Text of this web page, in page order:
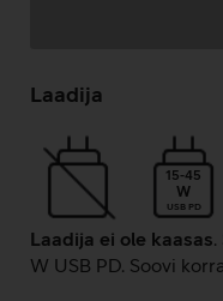
laadimine
Laadija
15-45
W
USB PD
Laadija ei ole kaasas
W USB PD. Soovi